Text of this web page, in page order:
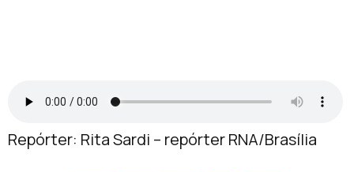
Repórter: Rita Sardi – repórter RNA/Brasília